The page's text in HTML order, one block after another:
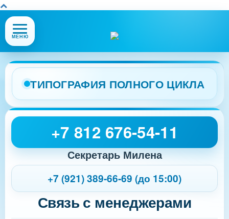
Открыть
или
меню
сайта
МЕНЮ
ТИПОГРАФИЯ ПОЛНОГО ЦИКЛА
+7 812 676-54-11
Секретарь Милена
+7 (921) 389-66-69 (до 15:00)
Связь с менеджерами